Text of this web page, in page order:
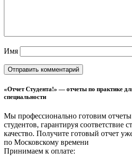
Имя
«Отчет Студента!» — отчеты по практике
специальности
Мы профессионально готовим
студентов, гарантируя соответствие
качество. Получите готовый отчет
по Московскому времени
Принимаем к оплате: